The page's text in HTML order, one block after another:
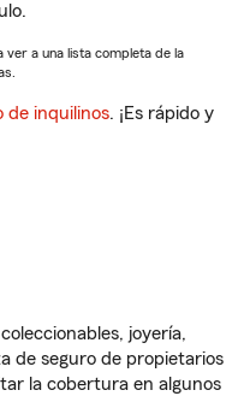
ver a una lista completa de la
de inquilinos. ¡Es rápido y
joyería,
de seguro de propietarios
la cobertura en algunos